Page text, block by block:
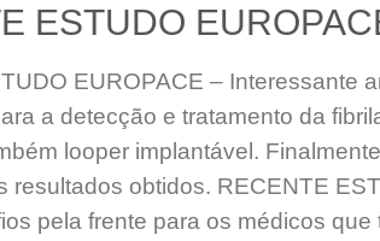
ESTUDO
EUROPACE – Interessante
a detecção e tratamento da
looper implantável.
resultados obtidos. RECENTE
pela frente para os médicos